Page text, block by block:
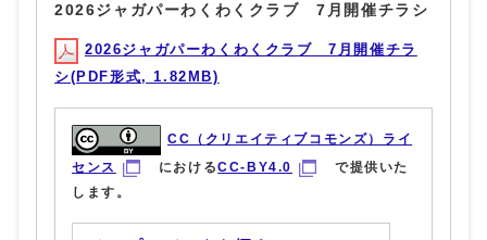
2026ジャガパーわくわくクラブ 7月開催チラシ
2026ジャガパーわくわくクラブ 7月開催チラ
シ(PDF形式, 1.82MB)
CC（クリエイティブコモンズ）ライ
センス
におけるCC-BY4.0
で提供いた
します。